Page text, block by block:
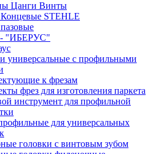
Цанги Винты
STEHLE
- "ИБЕРУС"
универсальные с профильными
к фрезам
фрез для изготовления паркета
инструмент для профильной
для универсальных
головки с винтовым зубом